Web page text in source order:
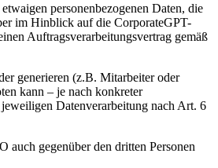
personenbezogenen Daten, die
im Hinblick auf die CorporateGPT-
Auftragsverarbeitungsvertrag gemäß
generieren (z.B. Mitarbeiter oder
kann – je nach konkreter
Datenverarbeitung nach Art. 6
gegenüber den dritten Personen